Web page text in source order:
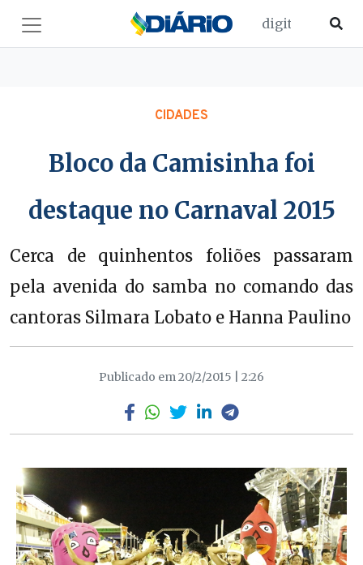
CIDADES
Bloco da Camisinha foi
destaque no Carnaval 2015
Cerca de quinhentos foliões passaram
pela avenida do samba no comando das
cantoras Silmara Lobato e Hanna Paulino
Publicado em 20/2/2015 | 2:26